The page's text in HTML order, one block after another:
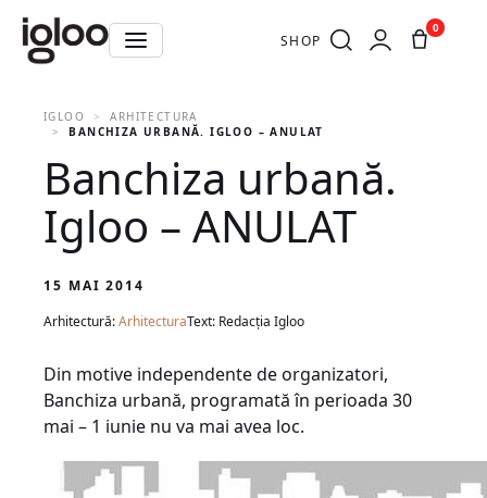
SHOP
0
IGLOO
ARHITECTURA
BANCHIZA URBANĂ. IGLOO – ANULAT
Banchiza urbană.
Igloo – ANULAT
15 MAI 2014
Arhitectură:ArhitecturaText: Redacția Igloo
Din motive independente de organizatori,
Banchiza urbană, programată în perioada 30
mai – 1 iunie nu va mai avea loc.